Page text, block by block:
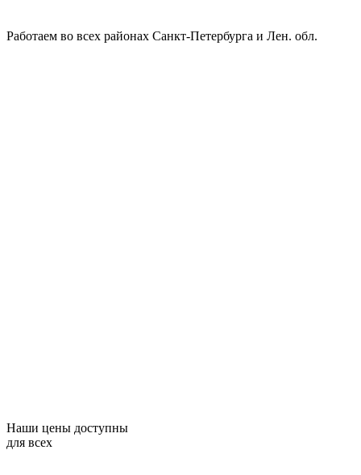
Работаем во всех районах Санкт-Петербурга и Лен. обл.
Наши цены доступны
для всех